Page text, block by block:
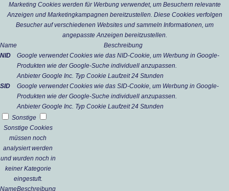
Marketing Cookies werden für Werbung verwendet, um Besuchern relevante
Anzeigen und Marketingkampagnen bereitzustellen. Diese Cookies verfolgen
Besucher auf verschiedenen Websites und sammeln Informationen, um
angepasste Anzeigen bereitzustellen.
Name
Beschreibung
NID
Google verwendet Cookies wie das NID-Cookie, um Werbung in Google-
Produkten wie der Google-Suche individuell anzupassen.
Anbieter Google Inc. Typ Cookie Laufzeit 24 Stunden
SID
Google verwendet Cookies wie das SID-Cookie, um Werbung in Google-
Produkten wie der Google-Suche individuell anzupassen.
Anbieter Google Inc. Typ Cookie Laufzeit 24 Stunden
Sonstige
Sonstige Cookies
müssen noch
analysiert werden
und wurden noch in
keiner Kategorie
eingestuft.
NameBeschreibung